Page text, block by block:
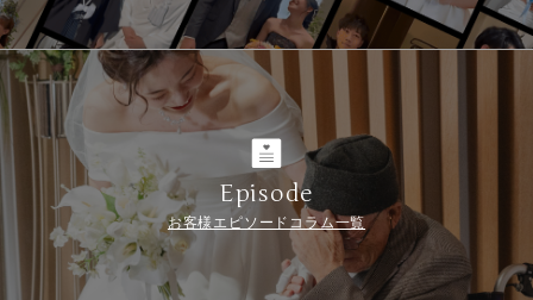
Episode
お客様エピソードコラム一覧